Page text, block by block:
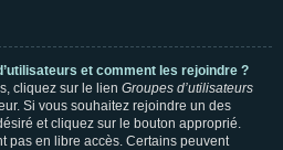
et comment les rejoindre ?
cliquez sur le lien Groupes d’utilisateurs
Si vous souhaitez rejoindre un des
et cliquez sur le bouton approprié.
pas en libre accès. Certains peuvent